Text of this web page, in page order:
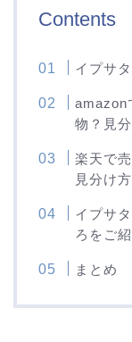
Contents
イプサ
amazon
物？見
楽天で
見分け
イプサ
ろをご
まとめ